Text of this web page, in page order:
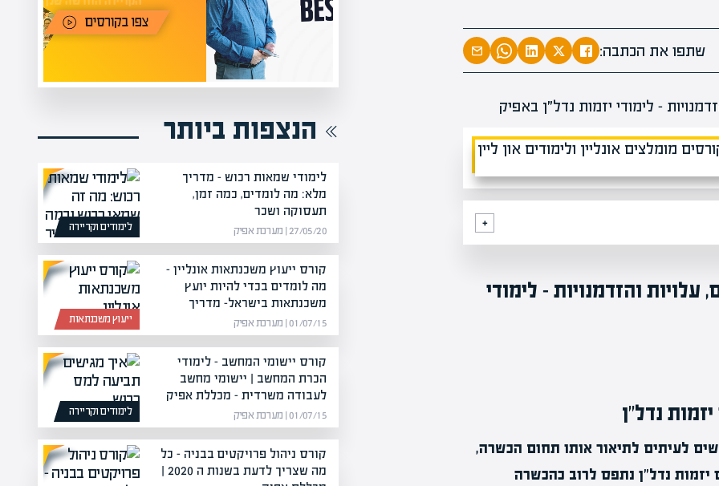
שתפו את הכתבה:
והזדמנויות – לימודי
נדל״ן
לעיתים לתיאור אותו תחום הכשרה,
יזמות נדל״ן נתפס לרוב כהכשרה
הנצפות ביותר
לימודים וקריירה
לימודי שמאות רכוש – מדריך
מלא: מה לומדים, כמה זמן,
תעסוקה ושכר
27/05/20 | מערכת אפיק
ייעוץ משכנתאות
קורס ייעוץ משכנתאות אונליין –
מה לומדים בכדי להיות יועץ
משכנתאות בישראל- מדריך
01/07/15 | מערכת אפיק
לימודים וקריירה
קורס יישומי המחשב – לימודי
הכרת המחשב | יישומי מחשב
לעבודה משרדית – מכללת אפיק
01/07/15 | מערכת אפיק
קורס ניהול פרויקטים בבניה – כל
מה שצריך לדעת בשנות ה 2020 |